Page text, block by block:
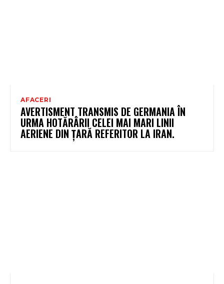
AFACERI
AVERTISMENT TRANSMIS DE GERMANIA ÎN
URMA HOTĂRÂRII CELEI MAI MARI LINII
AERIENE DIN ȚARĂ REFERITOR LA IRAN.